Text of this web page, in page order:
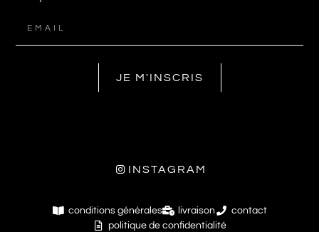
JE M'INSCRIS
INSTAGRAM
conditions générales livraison
contact
politique de confidentialité